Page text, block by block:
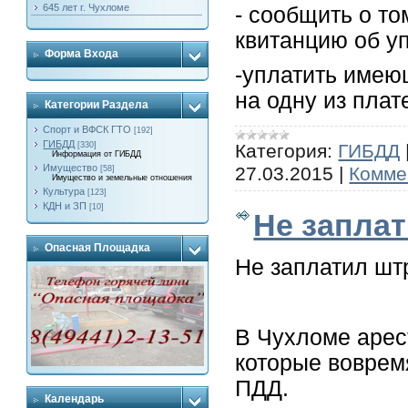
645 лет г. Чухломе
Форма Входа
Категории Раздела
Спорт и ВФСК ГТО [192]
ГИБДД [330]
Информация от ГИБДД
Имущество [58]
Имущество и земельные отношения
Культура [123]
КДН и ЗП [10]
Опасная Площадка
Календарь
- сообщить о
квитанцию об
-уплатить
на одну из
Категория: ГИБДД
27.03.2015 |
Не
Не заплатил
В Чухломе
которые
ПДД.